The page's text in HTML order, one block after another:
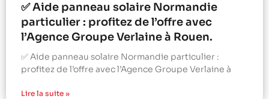
✅ Aide panneau solaire Normandie
particulier : profitez de l’offre avec
l’Agence Groupe Verlaine à Rouen.
✅ Aide panneau solaire Normandie particulier :
profitez de l’offre avec l’Agence Groupe Verlaine à
Lire la suite »